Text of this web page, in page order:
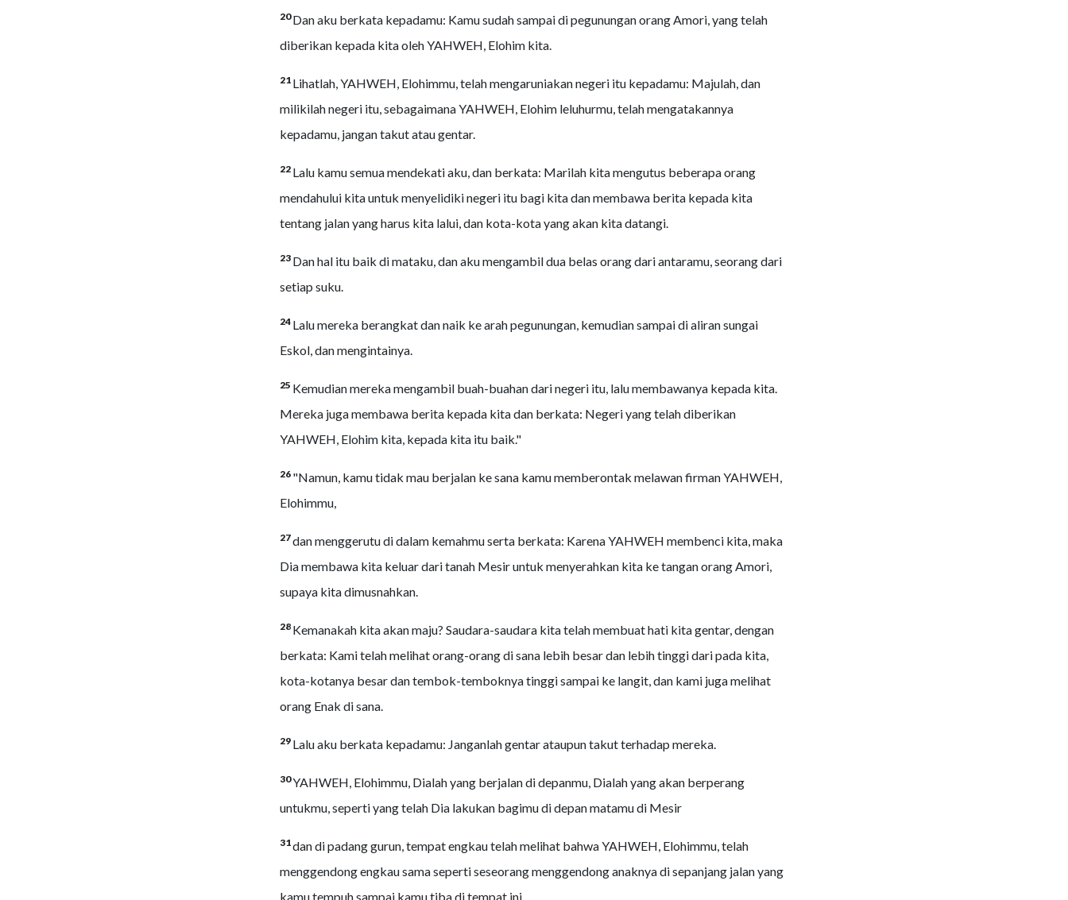
20Dan aku berkata kepadamu: Kamu sudah sampai di pegunungan orang Amori, yang telah
diberikan kepada kita oleh YAHWEH, Elohim kita.
21 Lihatlah, YAHWEH, Elohimmu, telah mengaruniakan negeri itu kepadamu: Majulah, dan
milikilah negeri itu, sebagaimana YAHWEH, Elohim leluhurmu, telah mengatakannya
kepadamu, jangan takut atau gentar.
22 Lalu kamu semua mendekati aku, dan berkata: Marilah kita mengutus beberapa orang
mendahului kita untuk menyelidiki negeri itu bagi kita dan membawa berita kepada kita
tentang jalan yang harus kita lalui, dan kota-kota yang akan kita datangi.
23 Dan hal itu baik di mataku, dan aku mengambil dua belas orang dari antaramu, seorang dari
setiap suku.
24 Lalu mereka berangkat dan naik ke arah pegunungan, kemudian sampai di aliran sungai
Eskol, dan mengintainya.
25 Kemudian mereka mengambil buah-buahan dari negeri itu, lalu membawanya kepada kita.
Mereka juga membawa berita kepada kita dan berkata: Negeri yang telah diberikan
YAHWEH, Elohim kita, kepada kita itu baik."
26 "Namun, kamu tidak mau berjalan ke sana kamu memberontak melawan firman YAHWEH,
Elohimmu,
27dan menggerutu di dalam kemahmu serta berkata: Karena YAHWEH membenci kita, maka
Dia membawa kita keluar dari tanah Mesir untuk menyerahkan kita ke tangan orang Amori,
supaya kita dimusnahkan.
28 Kemanakah kita akan maju? Saudara-saudara kita telah membuat hati kita gentar, dengan
berkata: Kami telah melihat orang-orang di sana lebih besar dan lebih tinggi dari pada kita,
kota-kotanya besar dan tembok-temboknya tinggi sampai ke langit, dan kami juga melihat
orang Enak di sana.
29 Lalu aku berkata kepadamu: Janganlah gentar ataupun takut terhadap mereka.
30YAHWEH, Elohimmu, Dialah yang berjalan di depanmu, Dialah yang akan berperang
untukmu, seperti yang telah Dia lakukan bagimu di depan matamu di Mesir
31dan di padang gurun, tempat engkau telah melihat bahwa YAHWEH, Elohimmu, telah
menggendong engkau sama seperti seseorang menggendong anaknya di sepanjang jalan yang
kamu tempuh sampai kamu tiba di tempat ini.